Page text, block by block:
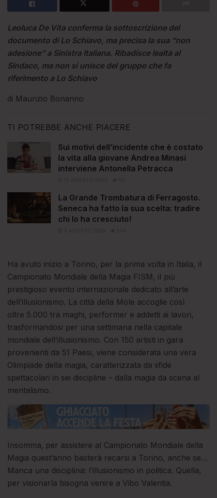
Leoluca De Vita conferma la sottoscrizione del
documento di Lo Schiavo, ma precisa la sua “non
adesione” a Sinistra Italiana. Ribadisce lealtà al
Sindaco, ma non si unisce del gruppo che fa
riferimento a Lo Schiavo
di Maurizio Bonanno
TI POTREBBE ANCHE PIACERE
Sui motivi dell’incidente che è costato
la vita alla giovane Andrea Minasi
interviene Antonella Petracca
La Grande Trombatura di Ferragosto.
Seneca ha fatto la sua scelta: tradire
chi lo ha cresciuto!
Ha avuto inizio a Torino, per la prima volta in Italia, il
Campionato Mondiale della Magia FISM, il più
prestigioso evento internazionale dedicato all’arte
dell’illusionismo. La città della Mole accoglie così
oltre 5.000 tra maghi, performer e addetti ai lavori,
trasformandosi per una settimana nella capitale
mondiale dell’illusionismo. Con 150 artisti in gara
provenienti da 51 Paesi, viene considerata una vera
Olimpiade della magia, caratterizzata da sfide
spettacolari in sei discipline – dalla magia da scena al
mentalismo.
Insomma, per assistere al Campionato Mondiale della
Magia quest’anno basterà recarsi a Torino, anche se…
Manca una disciplina: l’illusionismo in politica. Quella,
per visionarla bisogna venire a Vibo Valentia.